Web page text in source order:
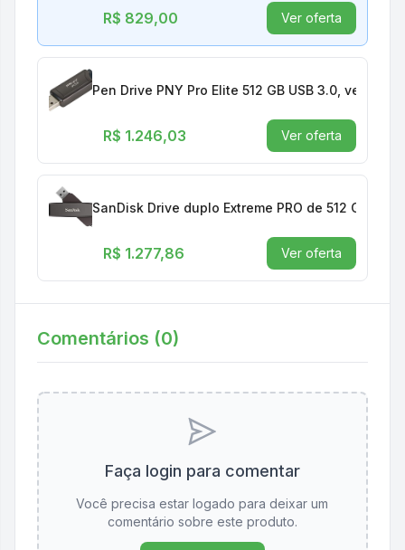
R$ 829,00 Ver oferta
Pen Drive PNY Pro Elite 512 GB USB 3.0,
R$ 1.246,03 Ver oferta
SanDisk Drive duplo Extreme PRO de 512 GB -
R$ 1.277,86 Ver oferta
Comentários (0)
Faça login para comentar
Você precisa estar logado para deixar um
comentário sobre este produto.